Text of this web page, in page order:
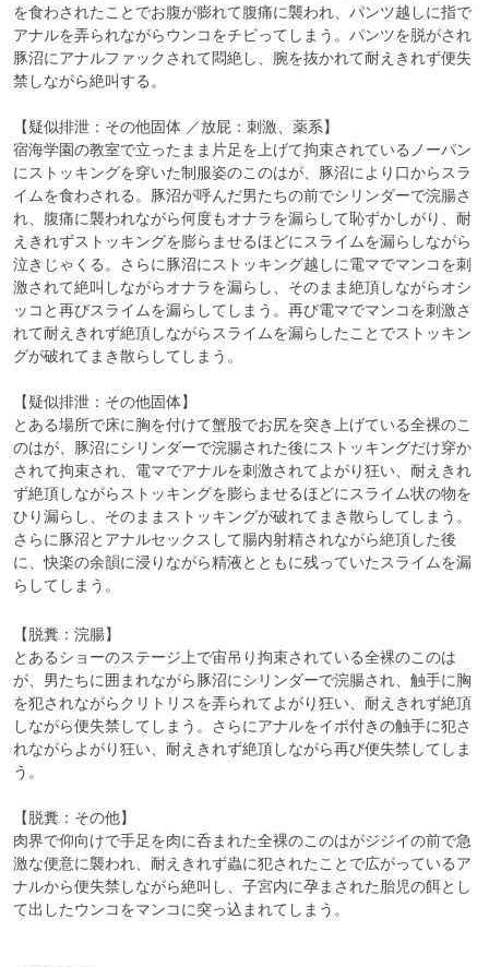
を食わされたことでお腹が膨れて腹痛に襲われ、パンツ越しに指で
アナルを弄られながらウンコをチビってしまう。パンツを脱がされ
豚沼にアナルファックされて悶絶し、腕を抜かれて耐えきれず便失
禁しながら絶叫する。
【疑似排泄：その他固体 ／放屁：刺激、薬系】
宿海学園の教室で立ったまま片足を上げて拘束されているノーパン
にストッキングを穿いた制服姿のこのはが、豚沼により口からスラ
イムを食わされる。豚沼が呼んだ男たちの前でシリンダーで浣腸さ
れ、腹痛に襲われながら何度もオナラを漏らして恥ずかしがり、耐
えきれずストッキングを膨らませるほどにスライムを漏らしながら
泣きじゃくる。さらに豚沼にストッキング越しに電マでマンコを刺
激されて絶叫しながらオナラを漏らし、そのまま絶頂しながらオシ
ッコと再びスライムを漏らしてしまう。再び電マでマンコを刺激さ
れて耐えきれず絶頂しながらスライムを漏らしたことでストッキン
グが破れてまき散らしてしまう。
【疑似排泄：その他固体】
とある場所で床に胸を付けて蟹股でお尻を突き上げている全裸のこ
のはが、豚沼にシリンダーで浣腸された後にストッキングだけ穿か
されて拘束され、電マでアナルを刺激されてよがり狂い、耐えきれ
ず絶頂しながらストッキングを膨らませるほどにスライム状の物を
ひり漏らし、そのままストッキングが破れてまき散らしてしまう。
さらに豚沼とアナルセックスして腸内射精されながら絶頂した後
に、快楽の余韻に浸りながら精液とともに残っていたスライムを漏
らしてしまう。
【脱糞：浣腸】
とあるショーのステージ上で宙吊り拘束されている全裸のこのは
が、男たちに囲まれながら豚沼にシリンダーで浣腸され、触手に胸
を犯されながらクリトリスを弄られてよがり狂い、耐えきれず絶頂
しながら便失禁してしまう。さらにアナルをイボ付きの触手に犯さ
れながらよがり狂い、耐えきれず絶頂しながら再び便失禁してしま
う。
【脱糞：その他】
肉界で仰向けで手足を肉に呑まれた全裸のこのはがジジイの前で急
激な便意に襲われ、耐えきれず蟲に犯されたことで広がっているア
ナルから便失禁しながら絶叫し、子宮内に孕まされた胎児の餌とし
て出したウンコをマンコに突っ込まれてしまう。